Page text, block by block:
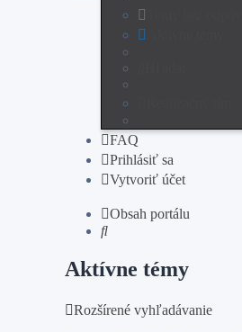
FAQ
Prihlásiť sa
Vytvoriť účet
Obsah portálu
Hľadať
Aktívne témy
Rozšírené vyhľadávanie